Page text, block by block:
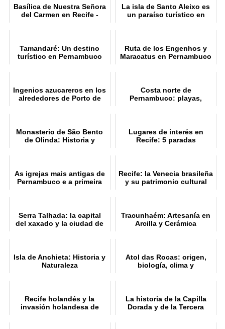
Basílica de Nuestra Señora
del Carmen en Recife -
La isla de Santo Aleixo es
un paraíso turístico en
Tamandaré: Un destino
turístico en Pernambuco
Ruta de los Engenhos y
Maracatus en Pernambuco
Ingenios azucareros en los
alrededores de Porto de
Costa norte de
Pernambuco: playas,
Monasterio de São Bento
de Olinda: Historia y
Lugares de interés en
Recife: 5 paradas
As igrejas mais antigas de
Pernambuco e a primeira
Recife: la Venecia brasileña
y su patrimonio cultural
Serra Talhada: la capital
del xaxado y la ciudad de
Tracunhaém: Artesanía en
Arcilla y Cerámica
Isla de Anchieta: Historia y
Naturaleza
Atol das Rocas: origen,
biología, clima y
Recife holandés y la
invasión holandesa de
La historia de la Capilla
Dorada y de la Tercera